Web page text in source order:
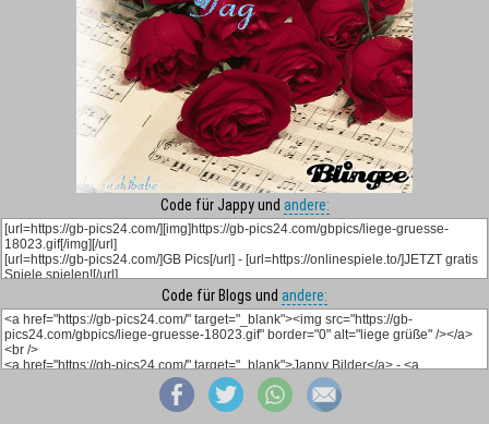
Code für Jappy und andere:
Code für Blogs und andere: